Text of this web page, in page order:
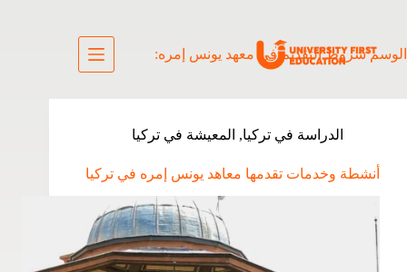
الوسمشروط التقديم في معهد يونس إمره:
الدراسة في تركيا, المعيشة في تركيا
أنشطة وخدمات تقدمها معاهد يونس إمره في تركيا